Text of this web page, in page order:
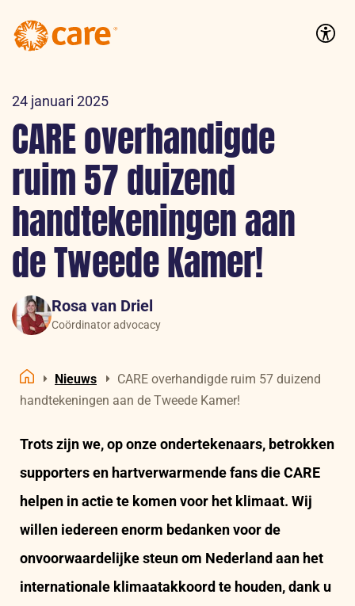
24 januari 2025
CARE overhandigde
ruim 57 duizend
handtekeningen aan
de Tweede Kamer!
Rosa van Driel
Coördinator advocacy
Home
Nieuws
CARE overhandigde ruim 57 duizend
handtekeningen aan de Tweede Kamer!
Trots zijn we, op onze ondertekenaars, betrokken
supporters en hartverwarmende fans die CARE
helpen in actie te komen voor het klimaat. Wij
willen iedereen enorm bedanken voor de
onvoorwaardelijke steun om Nederland aan het
internationale klimaatakkoord te houden, dank u